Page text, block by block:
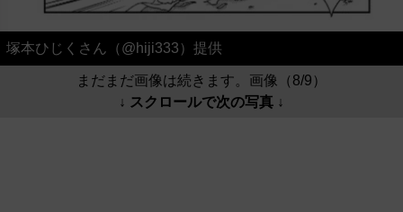
塚本ひじくさん（@hiji333）提供
まだまだ画像は続きます。画像（8/9）
↓ スクロールで次の写真 ↓